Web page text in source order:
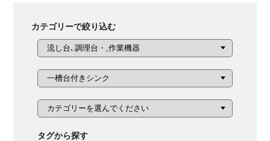
カテゴリーで絞り込む
タグから探す